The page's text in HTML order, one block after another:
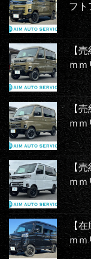
フト
【
ｍｍ
【
ｍｍ
【
ｍｍ
【
ｍｍ